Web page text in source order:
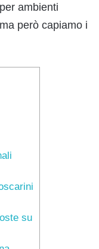
ambienti
però capiamo i
su